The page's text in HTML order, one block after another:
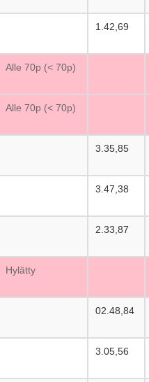
1.42,69
Alle 70p (< 70p)
Alle 70p (< 70p)
3.35,85
3.47,38
2.33,87
Hylätty
02.48,84
3.05,56